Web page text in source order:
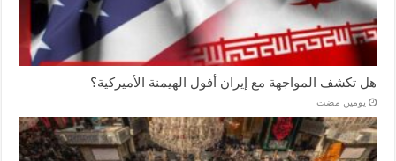
هل تكشف المواجهة مع إيران أفول الهيمنة الأميركية؟
‏يومين مضت